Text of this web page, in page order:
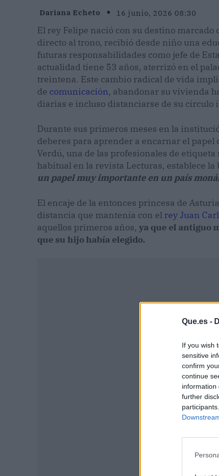
Que.es -
If you wish
sensitive
confirm
continue
information
further
Dariana Echeto 16 junio, 2026 08:30
El rey Felipe nació con su destino marcado
directo al trono, recibió desde niño una
futuras responsabilidades como jefe de
actualidad tiene 53 años, aterrizó en el
treintena. Este cambio radical de vida
de comunicación, abandonar su vivienda
diarias e incluso distanciarse de su círculo
Durante sus primeros meses en la
deberes para aprender a encarnar el
Verdú, una de las profesionales de
habitual en la revista Lecturas, establece
un papel muy importante en un país
El encaje de la entonces princesa de
distancia que mantenía con el rey Juan
aquellos primeros años, ya que el antiguo
que su hijo había elegido.